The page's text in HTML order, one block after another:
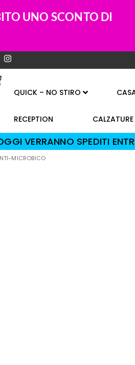
UNO SCONTO DI
QUICK – NO STIRO
RECEPTION CALZATURE
VERRANNO SPEDITI
MICROBICO